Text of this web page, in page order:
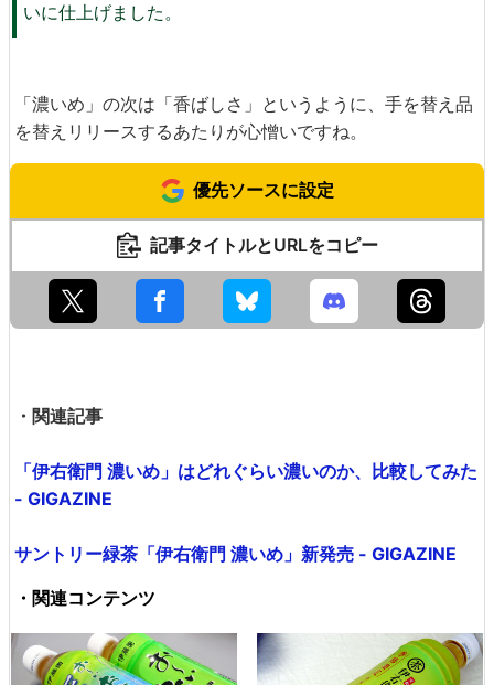
いに仕上げました。
「濃いめ」の次は「香ばしさ」というように、手を替え品
を替えリリースするあたりが心憎いですね。
優先ソースに設定
記事タイトルとURLをコピー
・関連記事
「伊右衛門 濃いめ」はどれぐらい濃いのか、比較してみた
- GIGAZINE
サントリー緑茶「伊右衛門 濃いめ」新発売 - GIGAZINE
・関連コンテンツ